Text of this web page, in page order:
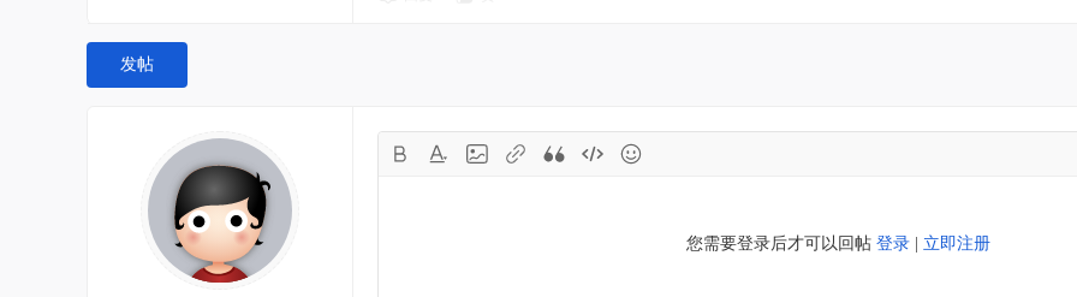
发帖
您需要登录后才可以回帖 登录 立即注册